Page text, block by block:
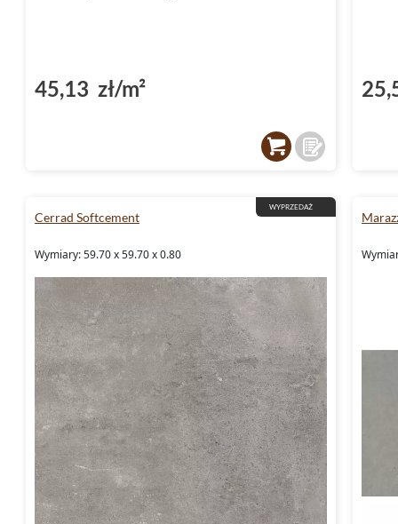
45,13 zł/m²
WYPRZEDAŻ
Cerrad Softcement
Wymiary: 59.70 x 59.70 x 0.80